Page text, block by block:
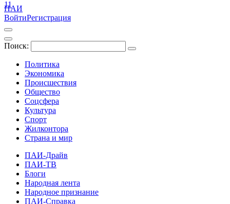
ПАИ
ВойтиРегистрация
Поиск:
Политика
Экономика
Происшествия
Общество
Соцсфера
Культура
Спорт
Жилконтора
Страна и мир
ПАИ-Драйв
ПАИ-ТВ
Блоги
Народная лента
Народное признание
ПАИ-Справка
11